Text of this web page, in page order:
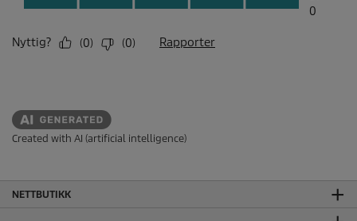
Created with AI (artificial intelligence)
NETTBUTIKK